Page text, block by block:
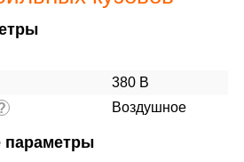
380 В
Воздушное
параметры